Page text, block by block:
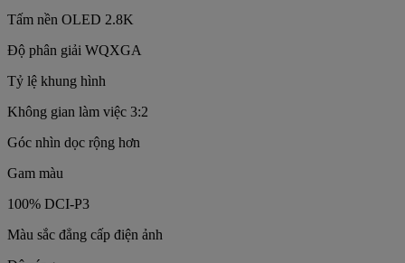
Tấm nền OLED 2.8K
Độ phân giải WQXGA
Tỷ lệ khung hình
Không gian làm việc 3:2
Góc nhìn dọc rộng hơn
Gam màu
100% DCI-P3
Màu sắc đẳng cấp điện ảnh